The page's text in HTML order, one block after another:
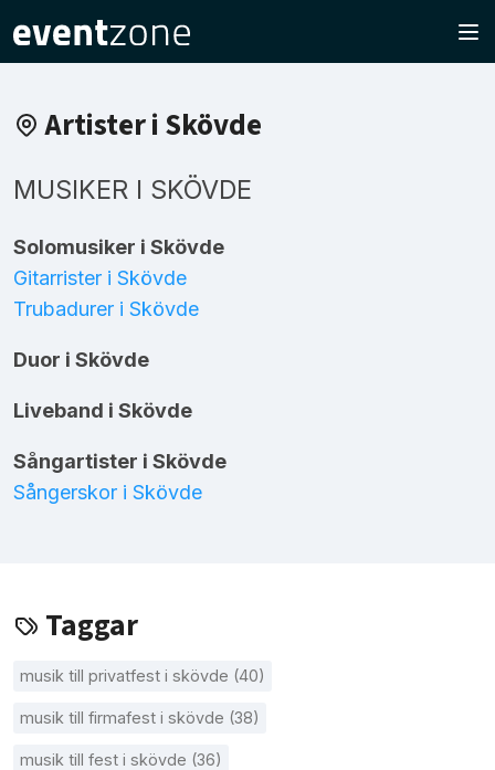
Artister i Skövde
MUSIKER I SKÖVDE
Solomusiker i Skövde
Gitarrister i Skövde
Trubadurer i Skövde
Duor i Skövde
Liveband i Skövde
Sångartister i Skövde
Sångerskor i Skövde
Taggar
musik till privatfest i skövde (40)
musik till firmafest i skövde (38)
musik till fest i skövde (36)